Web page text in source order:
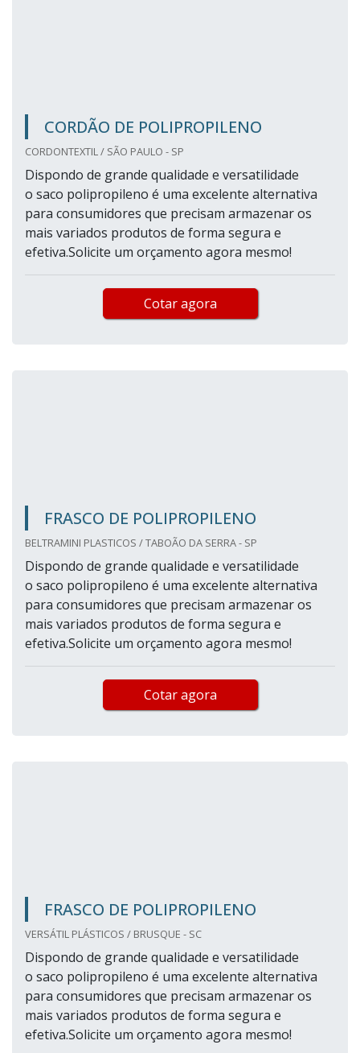
CORDÃO DE POLIPROPILENO
CORDONTEXTIL / SÃO PAULO - SP
Dispondo de grande qualidade e versatilidade
o saco polipropileno é uma excelente alternativa
para consumidores que precisam armazenar os
mais variados produtos de forma segura e
efetiva.Solicite um orçamento agora mesmo!
Cotar agora
FRASCO DE POLIPROPILENO
BELTRAMINI PLASTICOS / TABOÃO DA SERRA - SP
Dispondo de grande qualidade e versatilidade
o saco polipropileno é uma excelente alternativa
para consumidores que precisam armazenar os
mais variados produtos de forma segura e
efetiva.Solicite um orçamento agora mesmo!
Cotar agora
FRASCO DE POLIPROPILENO
VERSÁTIL PLÁSTICOS / BRUSQUE - SC
Dispondo de grande qualidade e versatilidade
o saco polipropileno é uma excelente alternativa
para consumidores que precisam armazenar os
mais variados produtos de forma segura e
efetiva.Solicite um orçamento agora mesmo!